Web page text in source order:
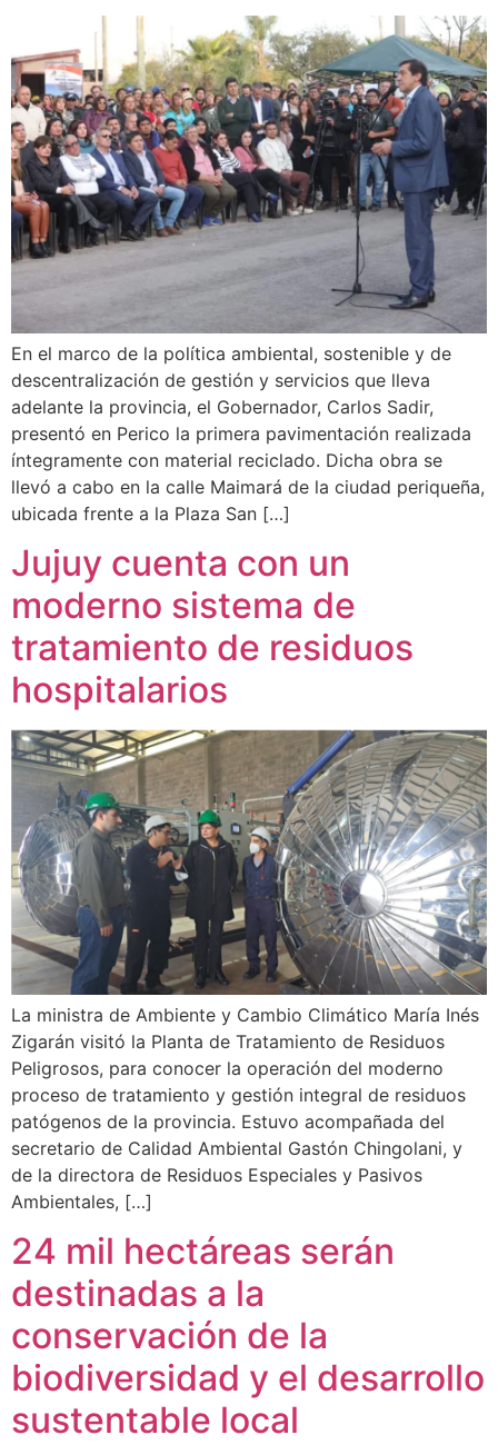
En el marco de la política ambiental, sostenible y de
descentralización de gestión y servicios que lleva
adelante la provincia, el Gobernador, Carlos Sadir,
presentó en Perico la primera pavimentación realizada
íntegramente con material reciclado. Dicha obra se
llevó a cabo en la calle Maimará de la ciudad periqueña,
ubicada frente a la Plaza San […]
Jujuy cuenta con un
moderno sistema de
tratamiento de residuos
hospitalarios
La ministra de Ambiente y Cambio Climático María Inés
Zigarán visitó la Planta de Tratamiento de Residuos
Peligrosos, para conocer la operación del moderno
proceso de tratamiento y gestión integral de residuos
patógenos de la provincia. Estuvo acompañada del
secretario de Calidad Ambiental Gastón Chingolani, y
de la directora de Residuos Especiales y Pasivos
Ambientales, […]
24 mil hectáreas serán
destinadas a la
conservación de la
biodiversidad y el desarrollo
sustentable local